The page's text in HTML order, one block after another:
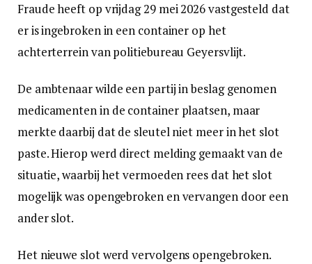
Fraude heeft op vrijdag 29 mei 2026 vastgesteld dat
er is ingebroken in een container op het
achterterrein van politiebureau Geyersvlijt.
De ambtenaar wilde een partij in beslag genomen
medicamenten in de container plaatsen, maar
merkte daarbij dat de sleutel niet meer in het slot
paste. Hierop werd direct melding gemaakt van de
situatie, waarbij het vermoeden rees dat het slot
mogelijk was opengebroken en vervangen door een
ander slot.
Het nieuwe slot werd vervolgens opengebroken.